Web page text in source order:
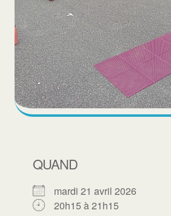
QUAND
mardi 21 avril 2026
20h15 à 21h15